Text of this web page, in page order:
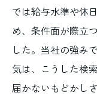
では給与水準や休
め、条件面が際立
した。当社の強み
気は、こうした検
届かないもどかし